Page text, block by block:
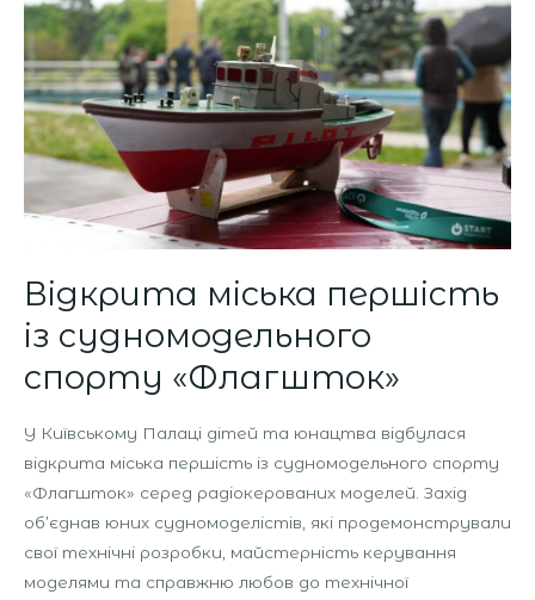
Відкрита міська першість
із судномодельного
спорту «Флагшток»
У Київському Палаці дітей та юнацтва відбулася
відкрита міська першість із судномодельного спорту
«Флагшток» серед радіокерованих моделей. Захід
об’єднав юних судномоделістів, які продемонстрували
свої технічні розробки, майстерність керування
моделями та справжню любов до технічної
із
судномодельного
спорту
«Флагшток»